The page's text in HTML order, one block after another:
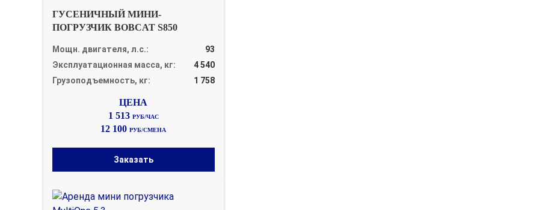
ГУСЕНИЧНЫЙ МИНИ-
ПОГРУЗЧИК BOBCAT S850
Мощн. двигателя, л.с.:
93
Эксплуатационная масса, кг:
4 540
Грузоподъемность, кг:
1 758
1 513 РУБ/ЧАС
12 100РУБ/СМЕНА
Заказать